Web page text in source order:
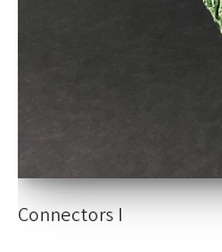
Connectors I